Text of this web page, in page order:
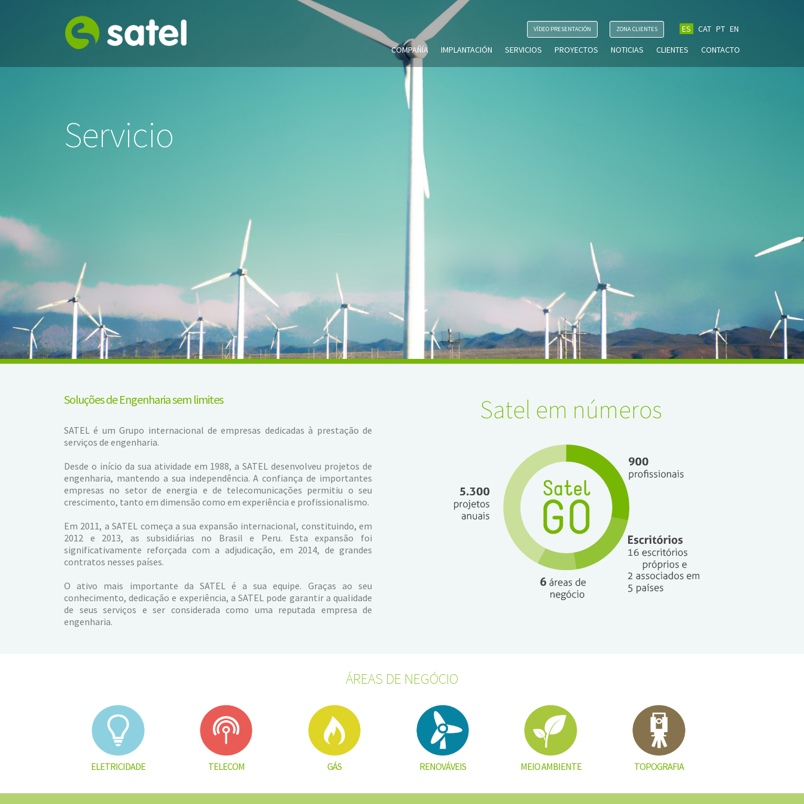
ES CAT PT EN
ZONA CLIENTES
VÍDEO PRESENTACIÓN
COMPAÑÍA IMPLANTACIÓN SERVICIOS PROYECTOS NOTICIAS CLIENTES CONTACTO
Servicio
Soluções de Engenharia sem limites
SATEL é um Grupo internacional de empresas dedicadas à prestação de
serviços de engenharia.
Desde o início da sua atividade em 1988, a SATEL desenvolveu projetos de
engenharia, mantendo a sua independência. A confiança de importantes
empresas no setor de energia e de telecomunicações permitiu o seu
crescimento, tanto em dimensão como em experiência e profissionalismo.
Em 2011, a SATEL começa a sua expansão internacional, constituindo, em
2012 e 2013, as subsidiárias no Brasil e Peru. Esta expansão foi
significativamente reforçada com a adjudicação, em 2014, de grandes
contratos nesses países.
O ativo mais importante da SATEL é a sua equipe. Graças ao seu
conhecimento, dedicação e experiência, a SATEL pode garantir a qualidade
de seus serviços e ser considerada como uma reputada empresa de
engenharia.
Satel em números
ÁREAS DE NEGÓCIO
ELETRICIDADE TELECOM GÁS RENOVÁVEIS MEIO AMBIENTE TOPOGRAFIA